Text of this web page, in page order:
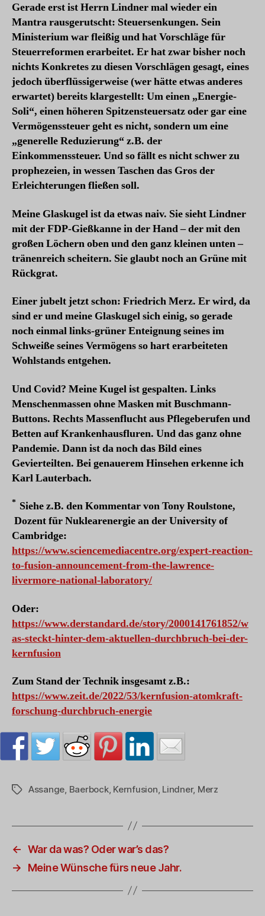
Gerade erst ist Herrn Lindner mal wieder ein
Mantra rausgerutscht: Steuersenkungen. Sein
Ministerium war fleißig und hat Vorschläge für
Steuerreformen erarbeitet. Er hat zwar bisher noch
nichts Konkretes zu diesen Vorschlägen gesagt, eines
jedoch überflüssigerweise (wer hätte etwas anderes
erwartet) bereits klargestellt: Um einen „Energie-
Soli“, einen höheren Spitzensteuersatz oder gar eine
Vermögenssteuer geht es nicht, sondern um eine
„generelle Reduzierung“ z.B. der
Einkommenssteuer. Und so fällt es nicht schwer zu
prophezeien, in wessen Taschen das Gros der
Erleichterungen fließen soll.
Meine Glaskugel ist da etwas naiv. Sie sieht Lindner
mit der FDP-Gießkanne in der Hand – der mit den
großen Löchern oben und den ganz kleinen unten –
tränenreich scheitern. Sie glaubt noch an Grüne mit
Rückgrat.
Einer jubelt jetzt schon: Friedrich Merz. Er wird, da
sind er und meine Glaskugel sich einig, so gerade
noch einmal links-grüner Enteignung seines im
Schweiße seines Vermögens so hart erarbeiteten
Wohlstands entgehen.
Und Covid? Meine Kugel ist gespalten. Links
Menschenmassen ohne Masken mit Buschmann-
Buttons. Rechts Massenflucht aus Pflegeberufen und
Betten auf Krankenhausfluren. Und das ganz ohne
Pandemie. Dann ist da noch das Bild eines
Gevierteilten. Bei genauerem Hinsehen erkenne ich
Karl Lauterbach.
* Siehe z.B. den Kommentar von Tony Roulstone,
Dozent für Nuklearenergie an der University of
Cambridge:
https://www.sciencemediacentre.org/expert-reaction-
to-fusion-announcement-from-the-lawrence-
livermore-national-laboratory/
Oder:
https://www.derstandard.de/story/2000141761852/w
as-steckt-hinter-dem-aktuellen-durchbruch-bei-der-
kernfusion
Zum Stand der Technik insgesamt z.B.:
https://www.zeit.de/2022/53/kernfusion-atomkraft-
forschung-durchbruch-energie
Schlagwörter
Assange Baerbock, Kernfusion Lindner, Merz
← War da was? Oder war’s das?
→
Meine Wünsche fürs neue Jahr.